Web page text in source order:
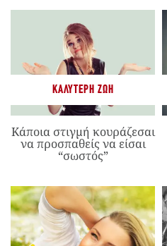
ΚΑΛΎΤΕΡΗ ΖΩΉ
Κάποια στιγμή κουράζεσαι
να προσπαθείς να είσαι
“σωστός”